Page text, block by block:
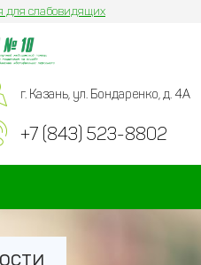
для слабовидящих
г. Казань, ул. Бондаренко, д. 4А
+7 (843) 523-8802